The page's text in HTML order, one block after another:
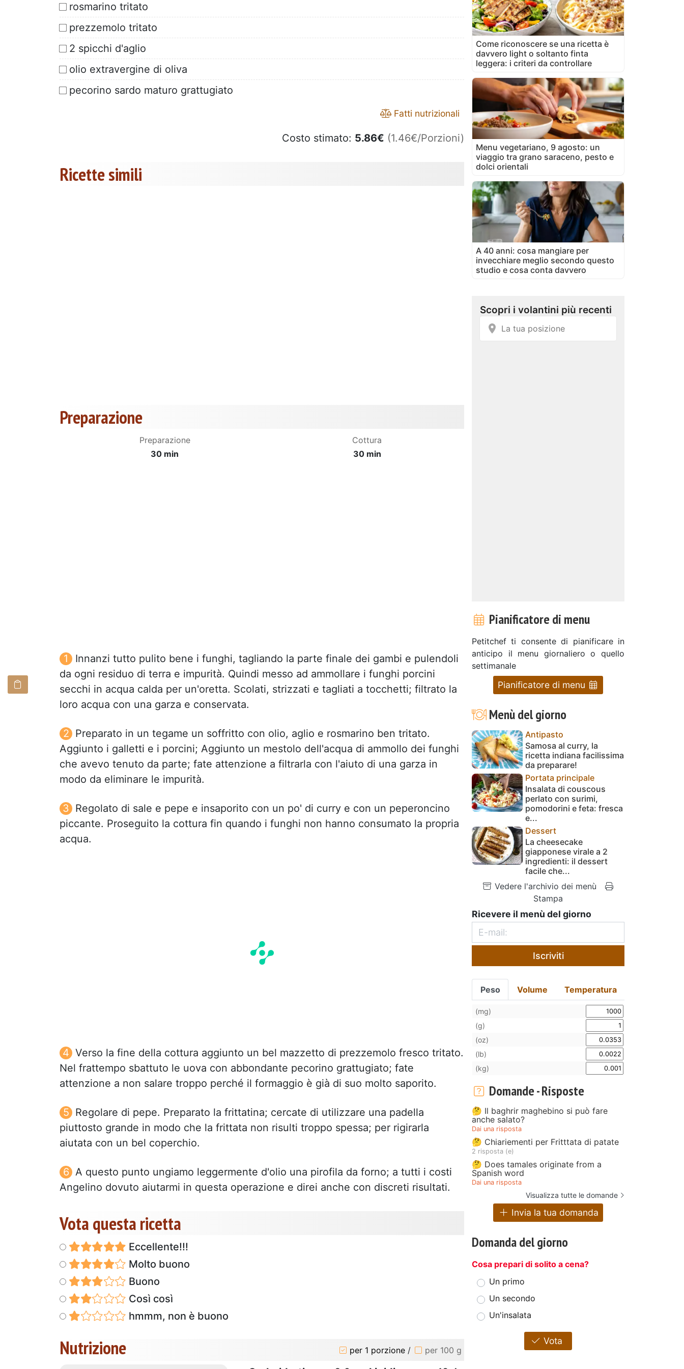
rosmarino tritato
prezzemolo tritato
2 spicchi d'aglio
olio extravergine di oliva
pecorino sardo maturo grattugiato
Fatti nutrizionali
Costo stimato: 5.86€ (1.46€/Porzioni)
Ricette simili
Preparazione
Preparazione
30 min
Cottura
30 min
Innanzi tutto pulito bene i funghi, tagliando la parte finale dei gambi e pulendoli
da ogni residuo di terra e impurità. Quindi messo ad ammollare i funghi porcini
secchi in acqua calda per un'oretta. Scolati, strizzati e tagliati a tocchetti; filtrato la
loro acqua con una garza e conservata.
Preparato in un tegame un soffritto con olio, aglio e rosmarino ben tritato.
Aggiunto i galletti e i porcini; Aggiunto un mestolo dell'acqua di ammollo dei funghi
che avevo tenuto da parte; fate attenzione a filtrarla con l'aiuto di una garza in
modo da eliminare le impurità.
Regolato di sale e pepe e insaporito con un po' di curry e con un peperoncino
piccante. Proseguito la cottura fin quando i funghi non hanno consumato la propria
acqua.
Verso la fine della cottura aggiunto un bel mazzetto di prezzemolo fresco tritato.
Nel frattempo sbattuto le uova con abbondante pecorino grattugiato; fate
attenzione a non salare troppo perché il formaggio è già di suo molto saporito.
Regolare di pepe. Preparato la frittatina; cercate di utilizzare una padella
piuttosto grande in modo che la frittata non risulti troppo spessa; per rigirarla
aiutata con un bel coperchio.
A questo punto ungiamo leggermente d'olio una pirofila da forno; a tutti i costi
Angelino dovuto aiutarmi in questa operazione e direi anche con discreti risultati.
Vota questa ricetta
Eccellente!!!
Molto buono
Buono
Così così
hmmm, non è buono
Nutrizione per 1 porzione / per 100 g
Come riconoscere se una ricetta è
davvero light o soltanto finta
leggera: i criteri da controllare
Menu vegetariano, 9 agosto: un
viaggio tra grano saraceno, pesto e
dolci orientali
A 40 anni: cosa mangiare per
invecchiare meglio secondo questo
studio e cosa conta davvero
Pianificatore di menu
Petitchef ti consente di pianificare in
anticipo il menu giornaliero o quello
settimanale
Pianificatore di menu
Menù del giorno
Antipasto
Samosa al curry, la
ricetta indiana facilissima
da preparare!
Portata principale
Insalata di couscous
perlato con surimi,
pomodorini e feta: fresca
e...
Dessert
La cheesecake
giapponese virale a 2
ingredienti: il dessert
facile che...
Vedere l'archivio dei menù
Stampa
Ricevere il menù del giorno
Iscriviti
Peso Volume Temperatura
(mg)
(g)
(oz)
(lb)
(kg)
Domande - Risposte
🤔 Il baghrir maghebino si può fare
anche salato?
Dai una risposta
🤔 Chiariementi per Fritttata di patate
2 risposta (e)
🤔 Does tamales originate from a
Spanish word
Dai una risposta
Visualizza tutte le domande
Invia la tua domanda
Domanda del giorno
Cosa prepari di solito a cena?
Un primo
Un secondo
Un'insalata
Vota